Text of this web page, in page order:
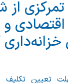
از
و
تعیین